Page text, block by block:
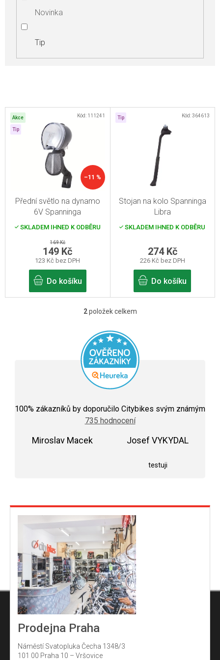
Novinka
Tip
V
ý
Akce
Tip
–11 %
Přední světlo na dynamo
6V Spanninga
SKLADEM IHNED K ODBĚRU
169 Kč
123 Kč bez DPH
149 Kč
Do košíku
Kód: 111241 Tip
Stojan na kolo Spanninga
Libra
SKLADEM IHNED K ODBĚRU
226 Kč bez DPH
274 Kč
Do košíku
Kód:364613
O
v
l
á
d
a
í
p
ý
p
i
s
u
2položek celkem
hodnocení
obchodu
je
100% zákazníků by doporučilo Citybikes svým známým
735 hodnocení
Miroslav Macek Josef VYKYDAL
testuji
Prodejna Praha
Náměstí Svatopluka Čecha 1348/3
101 00 Praha 10 – Vršovice